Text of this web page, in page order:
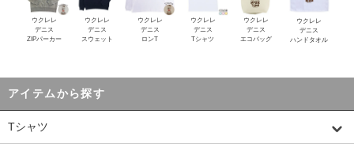
ウクレレ
デニス
ZIPパーカー
ウクレレ
デニス
スウェット
ウクレレ
デニス
ロンT
ウクレレ
デニス
Tシャツ
ウクレレ
デニス
エコバッグ
ウクレレ
デニス
ハンドタオル
アイテムから探す
Tシャツ